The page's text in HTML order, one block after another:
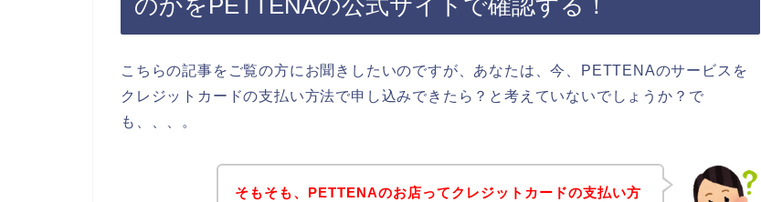
のかをPETTENAの公式サイトで確認する！
こちらの記事をご覧の方にお聞きしたいのですが、あなたは、今、PETTENAのサービスを
クレジットカードの支払い方法で申し込みできたら？と考えていないでしょうか？で
も、、、。
そもそも、PETTENAのお店ってクレジットカードの支払い方